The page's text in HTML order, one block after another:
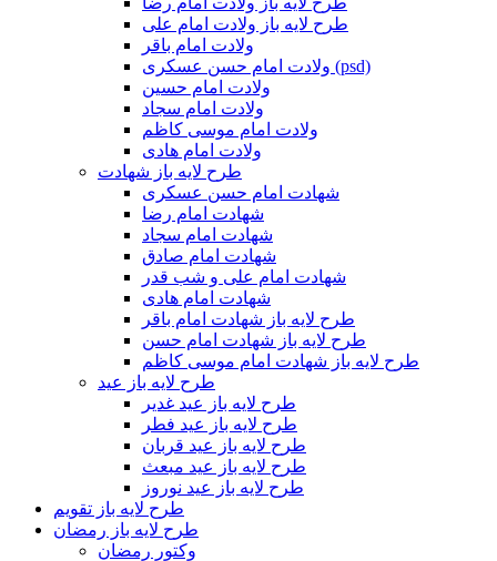
طرح لایه باز ولادت امام علی
ولادت امام باقر
ولادت امام حسن عسکری (psd)
ولادت امام حسین
ولادت امام سجاد
ولادت امام موسی کاظم
ولادت امام هادی
طرح لایه باز شهادت
شهادت امام حسن عسکری
شهادت امام رضا
شهادت امام سجاد
شهادت امام صادق
شهادت امام علی و شب قدر
شهادت امام هادی
طرح لایه باز شهادت امام باقر
طرح لایه باز شهادت امام حسن
طرح لایه باز شهادت امام موسی کاظم
طرح لایه باز عید
طرح لایه باز عید غدیر
طرح لایه باز عید فطر
طرح لایه باز عید قربان
طرح لایه باز عید مبعث
طرح لایه باز عید نوروز
طرح لایه باز تقویم
طرح لایه باز رمضان
وکتور رمضان